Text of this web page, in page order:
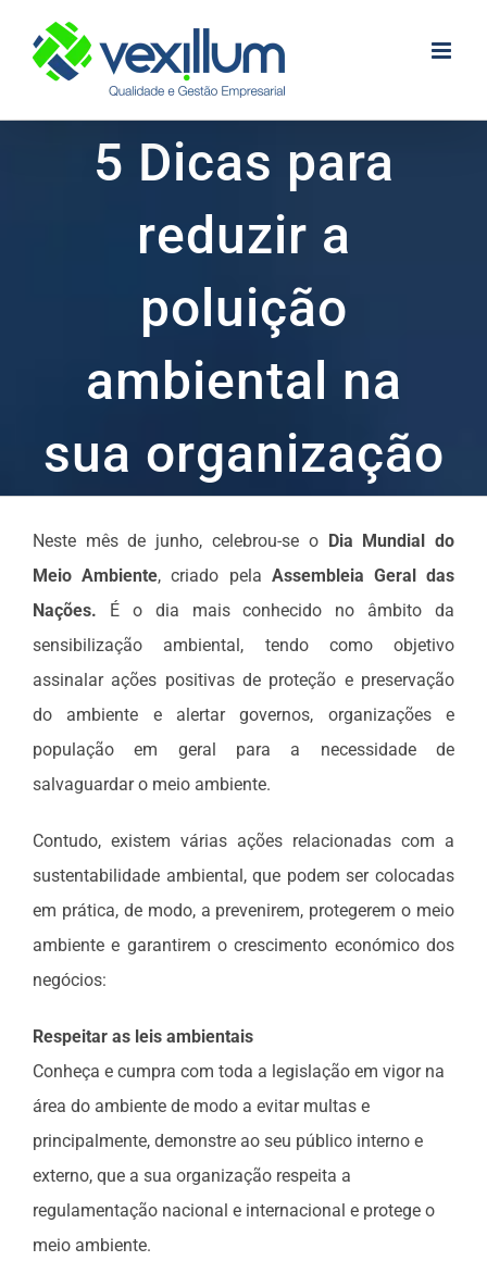
content
5 Dicas para
reduzir a
poluição
ambiental na
sua organização
Neste mês de junho, celebrou-se o Dia Mundial do
Meio Ambiente, criado pela Assembleia Geral das
Nações. É o dia mais conhecido no âmbito da
sensibilização ambiental, tendo como objetivo
assinalar ações positivas de proteção e preservação
do ambiente e alertar governos, organizações e
população em geral para a necessidade de
salvaguardar o meio ambiente.
Contudo, existem várias ações relacionadas com a
sustentabilidade ambiental, que podem ser colocadas
em prática, de modo, a prevenirem, protegerem o meio
ambiente e garantirem o crescimento económico dos
negócios:
Respeitar as leis ambientais
Conheça e cumpra com toda a legislação em vigor na
área do ambiente de modo a evitar multas e
principalmente, demonstre ao seu público interno e
externo, que a sua organização respeita a
regulamentação nacional e internacional e protege o
meio ambiente.